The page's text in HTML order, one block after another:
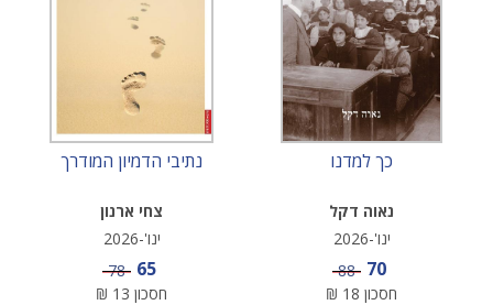
כך למדנו
נאוה דקל
ינו'-2026
מחיר מבצע
70 מחיר
88
חסכון 18
₪
נתיבי הדמיון המודרך
צחי ארנון
ינו'-2026
מחיר מבצע
65 מחיר
78
חסכון 13
₪